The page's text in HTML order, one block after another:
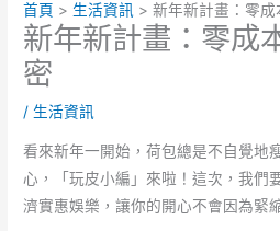
首頁 生活資訊 新年新計畫：零
新年新計畫：零成
密
/ 生活資訊
看來新年一開始，荷包總是不自覺地
心，「玩皮小編」來啦！這次，我們
濟實惠娛樂，讓你的開心不會因為緊